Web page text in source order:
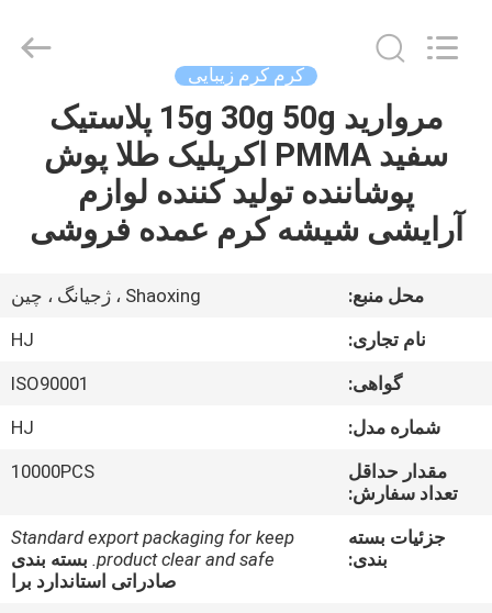
خانه
محصولات
درباره
کارخانه
کنترل
کیفیت
Haojin
Plastic
کرم کرم زیبایی
مروارید 15g 30g 50g پلاستیک
سفید PMMA اکریلیک طلا پوش
پوشاننده تولید کننده لوازم
آرایشی شیشه کرم عمده فروشی
محل منبع:
Shaoxing ، ژجیانگ ، چین
نام تجاری:
HJ
گواهی:
ISO90001
شماره مدل:
HJ
مقدار حداقل
تعداد سفارش:
10000PCS
جزئیات بسته
بندی:
Standard export packaging for keep
product clear and safe. بسته بندی
صادراتی استاندارد برا